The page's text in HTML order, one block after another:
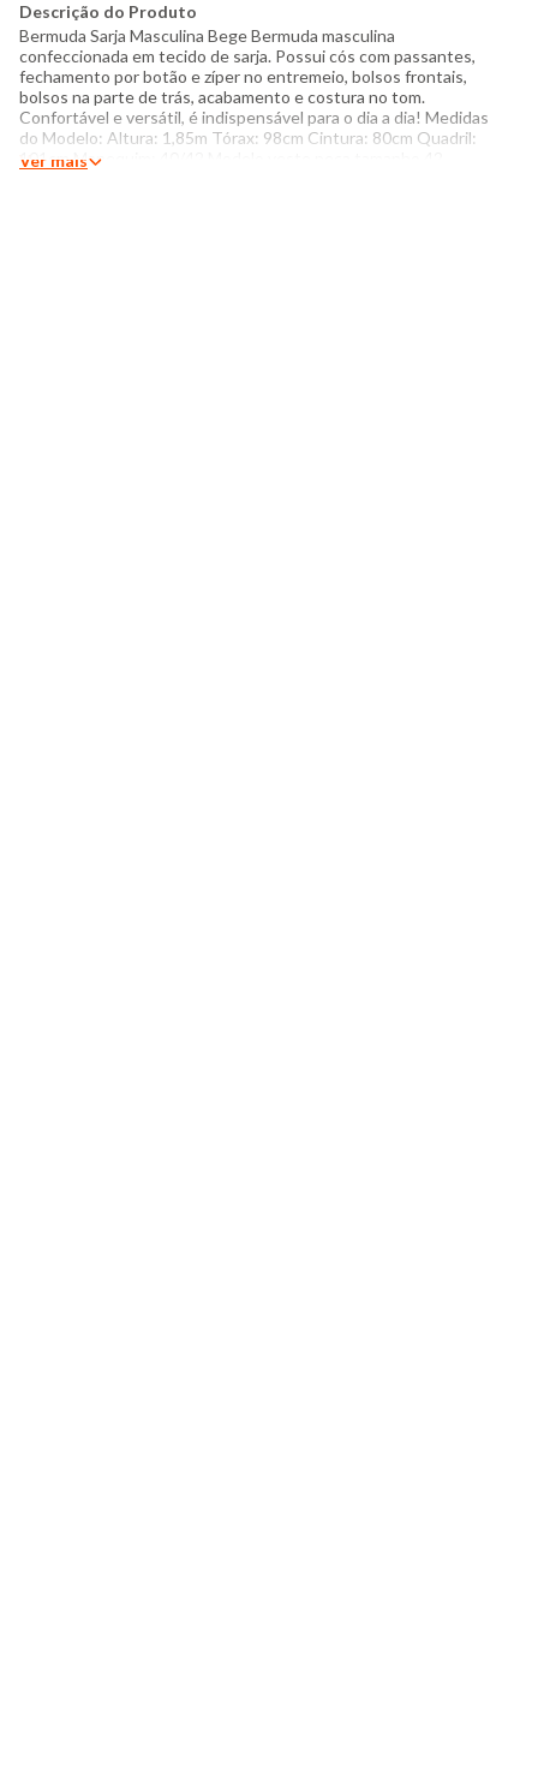
Descrição do Produto
Bermuda Sarja Masculina Bege Bermuda masculina
confeccionada em tecido de sarja. Possui cós com passantes,
fechamento por botão e zíper no entremeio, bolsos frontais,
bolsos na parte de trás, acabamento e costura no tom.
Confortável e versátil, é indispensável para o dia a dia! Medidas
do Modelo: Altura: 1,85m Tórax: 98cm Cintura: 80cm Quadril:
101cm Manequim: 40/42 Modelo veste peça tamanho 42
Ver mais